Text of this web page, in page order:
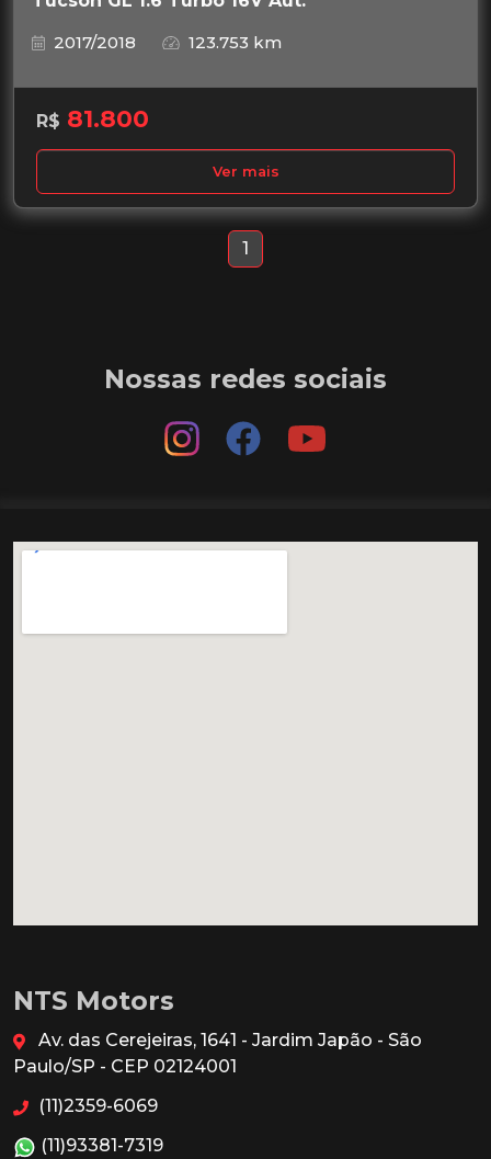
2017/2018
123.753 km
R$ 81.800
Ver mais
1
Nossas redes sociais
NTS Motors
Av. das Cerejeiras, 1641 - Jardim Japão - São
Paulo/SP - CEP 02124001
(11)2359-6069
(11)93381-7319